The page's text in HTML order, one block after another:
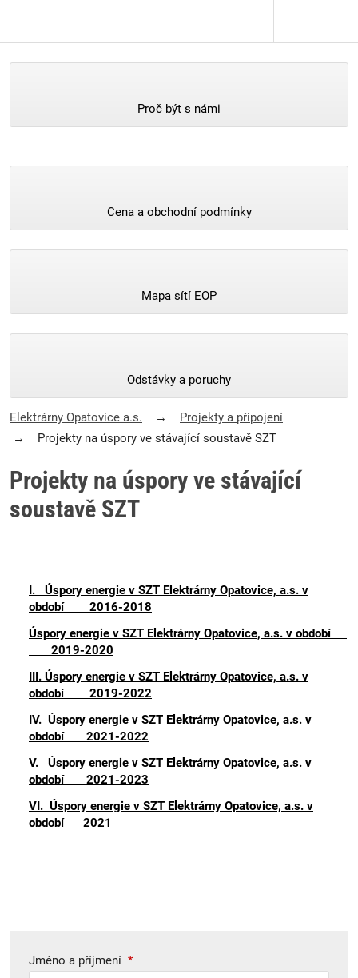
Proč být s námi
Cena a obchodní podmínky
Mapa sítí EOP
Odstávky a poruchy
Elektrárny Opatovice a.s.
Projekty a připojení
Projekty na úspory ve stávající soustavě SZT
Projekty na úspory ve stávající
soustavě SZT
I. Úspory energie v SZT Elektrárny Opatovice, a.s. v
období 2016-2018
Úspory energie v SZT Elektrárny Opatovice, a.s. v období
2019-2020
III. Úspory energie v SZT Elektrárny Opatovice, a.s. v
období 2019-2022
IV. Úspory energie v SZT Elektrárny Opatovice, a.s. v
období 2021-2022
V. Úspory energie v SZT Elektrárny Opatovice, a.s. v
období 2021-2023
VI. Úspory energie v SZT Elektrárny Opatovice, a.s. v
období 2021
Jméno a příjmení *